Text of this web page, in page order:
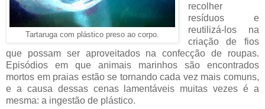
Tartaruga com plástico preso ao corpo.
recolher
resíduos e
reutilizá-los na
criação de fios
que possam ser aproveitados na confecção de roupas.
Episódios em que animais marinhos são encontrados
mortos em praias estão se tornando cada vez mais comuns,
e a causa dessas cenas lamentáveis muitas vezes é a
mesma: a ingestão de plástico.